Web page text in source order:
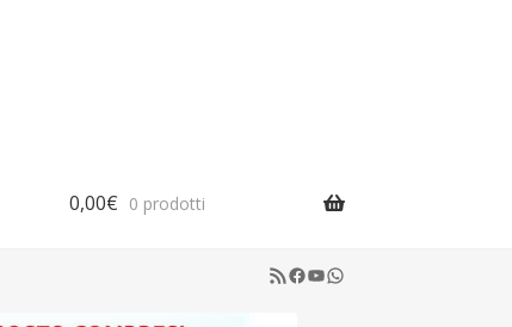
0,00€ 0 prodotti
RSS Feed
Facebook
YouTube
WhatsApp